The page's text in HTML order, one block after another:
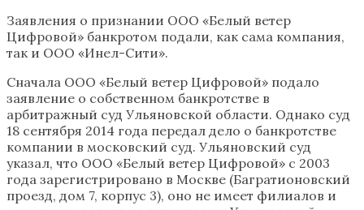
Заявления о признании ООО «Белый ветер
Цифровой» банкротом подали, как сама компания,
так и ООО «Инел-Сити».
Сначала ООО «Белый ветер Цифровой» подало
заявление о собственном банкротстве в
арбитражный суд Ульяновской области. Однако суд
18 сентября 2014 года передал дело о банкротстве
компании в московский суд. Ульяновский суд
указал, что ООО «Белый ветер Цифровой» с 2003
года зарегистрировано в Москве (Багратионовский
проезд, дом 7, корпус 3), оно не имеет филиалов и